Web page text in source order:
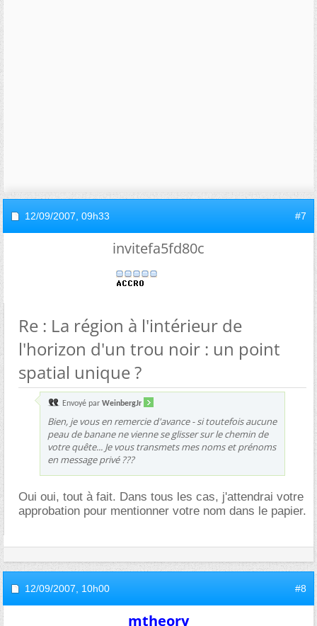
12/09/2007, 09h33 #7
invitefa5fd80c
Re : La région à l'intérieur de
l'horizon d'un trou noir : un point
spatial unique ?
Envoyé par WeinbergJr
Bien, je vous en remercie d'avance - si toutefois aucune
peau de banane ne vienne se glisser sur le chemin de
votre quête... Je vous transmets mes noms et prénoms
en message privé ???
Oui oui, tout à fait. Dans tous les cas, j'attendrai votre
approbation pour mentionner votre nom dans le papier.
12/09/2007, 10h00 #8
mtheory